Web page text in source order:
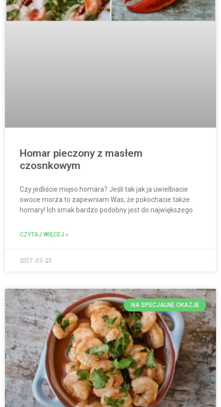
Homar pieczony z masłem
czosnkowym
Czy jedliście mięso homara? Jeśli tak jak ja uwielbiacie
owoce morza to zapewniam Was, że pokochacie także
homary! Ich smak bardzo podobny jest do największego
CZYTAJ WIĘCEJ »
2017-03-20
NA SPECJALNE OKAZJE